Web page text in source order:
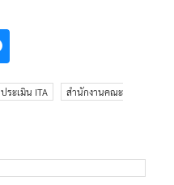
ประเมิน ITA
สำนักงานคณะ